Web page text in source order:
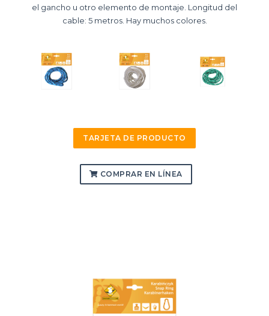
el gancho u otro elemento de montaje. Longitud del
cable: 5 metros. Hay muchos colores.
TARJETA DE PRODUCTO
COMPRAR EN LÍNEA